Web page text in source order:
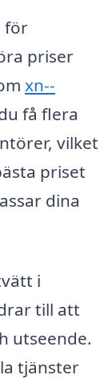
för
priser
xn--
få flera
vilket
priset
dina
i
till att
utseende.
tjänster